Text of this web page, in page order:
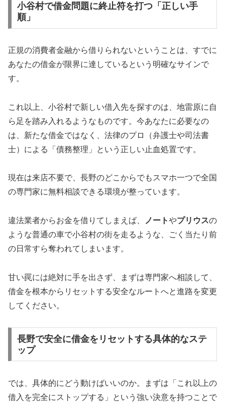
小谷村で借金問題に終止符を打つ「正しい手
順」
正規の消費者金融から借りられないということは、すでに
あなたの借金が限界に達しているという明確なサインで
す。
これ以上、小谷村で新しい借入先を探すのは、地雷原に自
ら足を踏み入れるようなものです。今あなたに必要なの
は、新たな借金ではなく、法律のプロ（弁護士や司法書
士）による「債務整理」という正しい止血処置です。
現在は来店不要で、長野のどこからでもスマホ一つで全国
の専門家に無料相談できる環境が整っています。
違法業者からお金を借りてしまえば、 ノートやプリウスの
ような普通の車で小谷村の街を走るような、ごく当たり前
の日常すら奪われてしまいます。
甘い罠には絶対に手を出さず、まずは専門家へ相談して、
借金を根本からリセットする安全なルートへと進路を変更
してください。
長野で安全に借金をリセットする具体的なステ
ップ
では、具体的にどう動けばいいのか。まずは「これ以上の
借入を完全にストップする」という強い決意を持つことで